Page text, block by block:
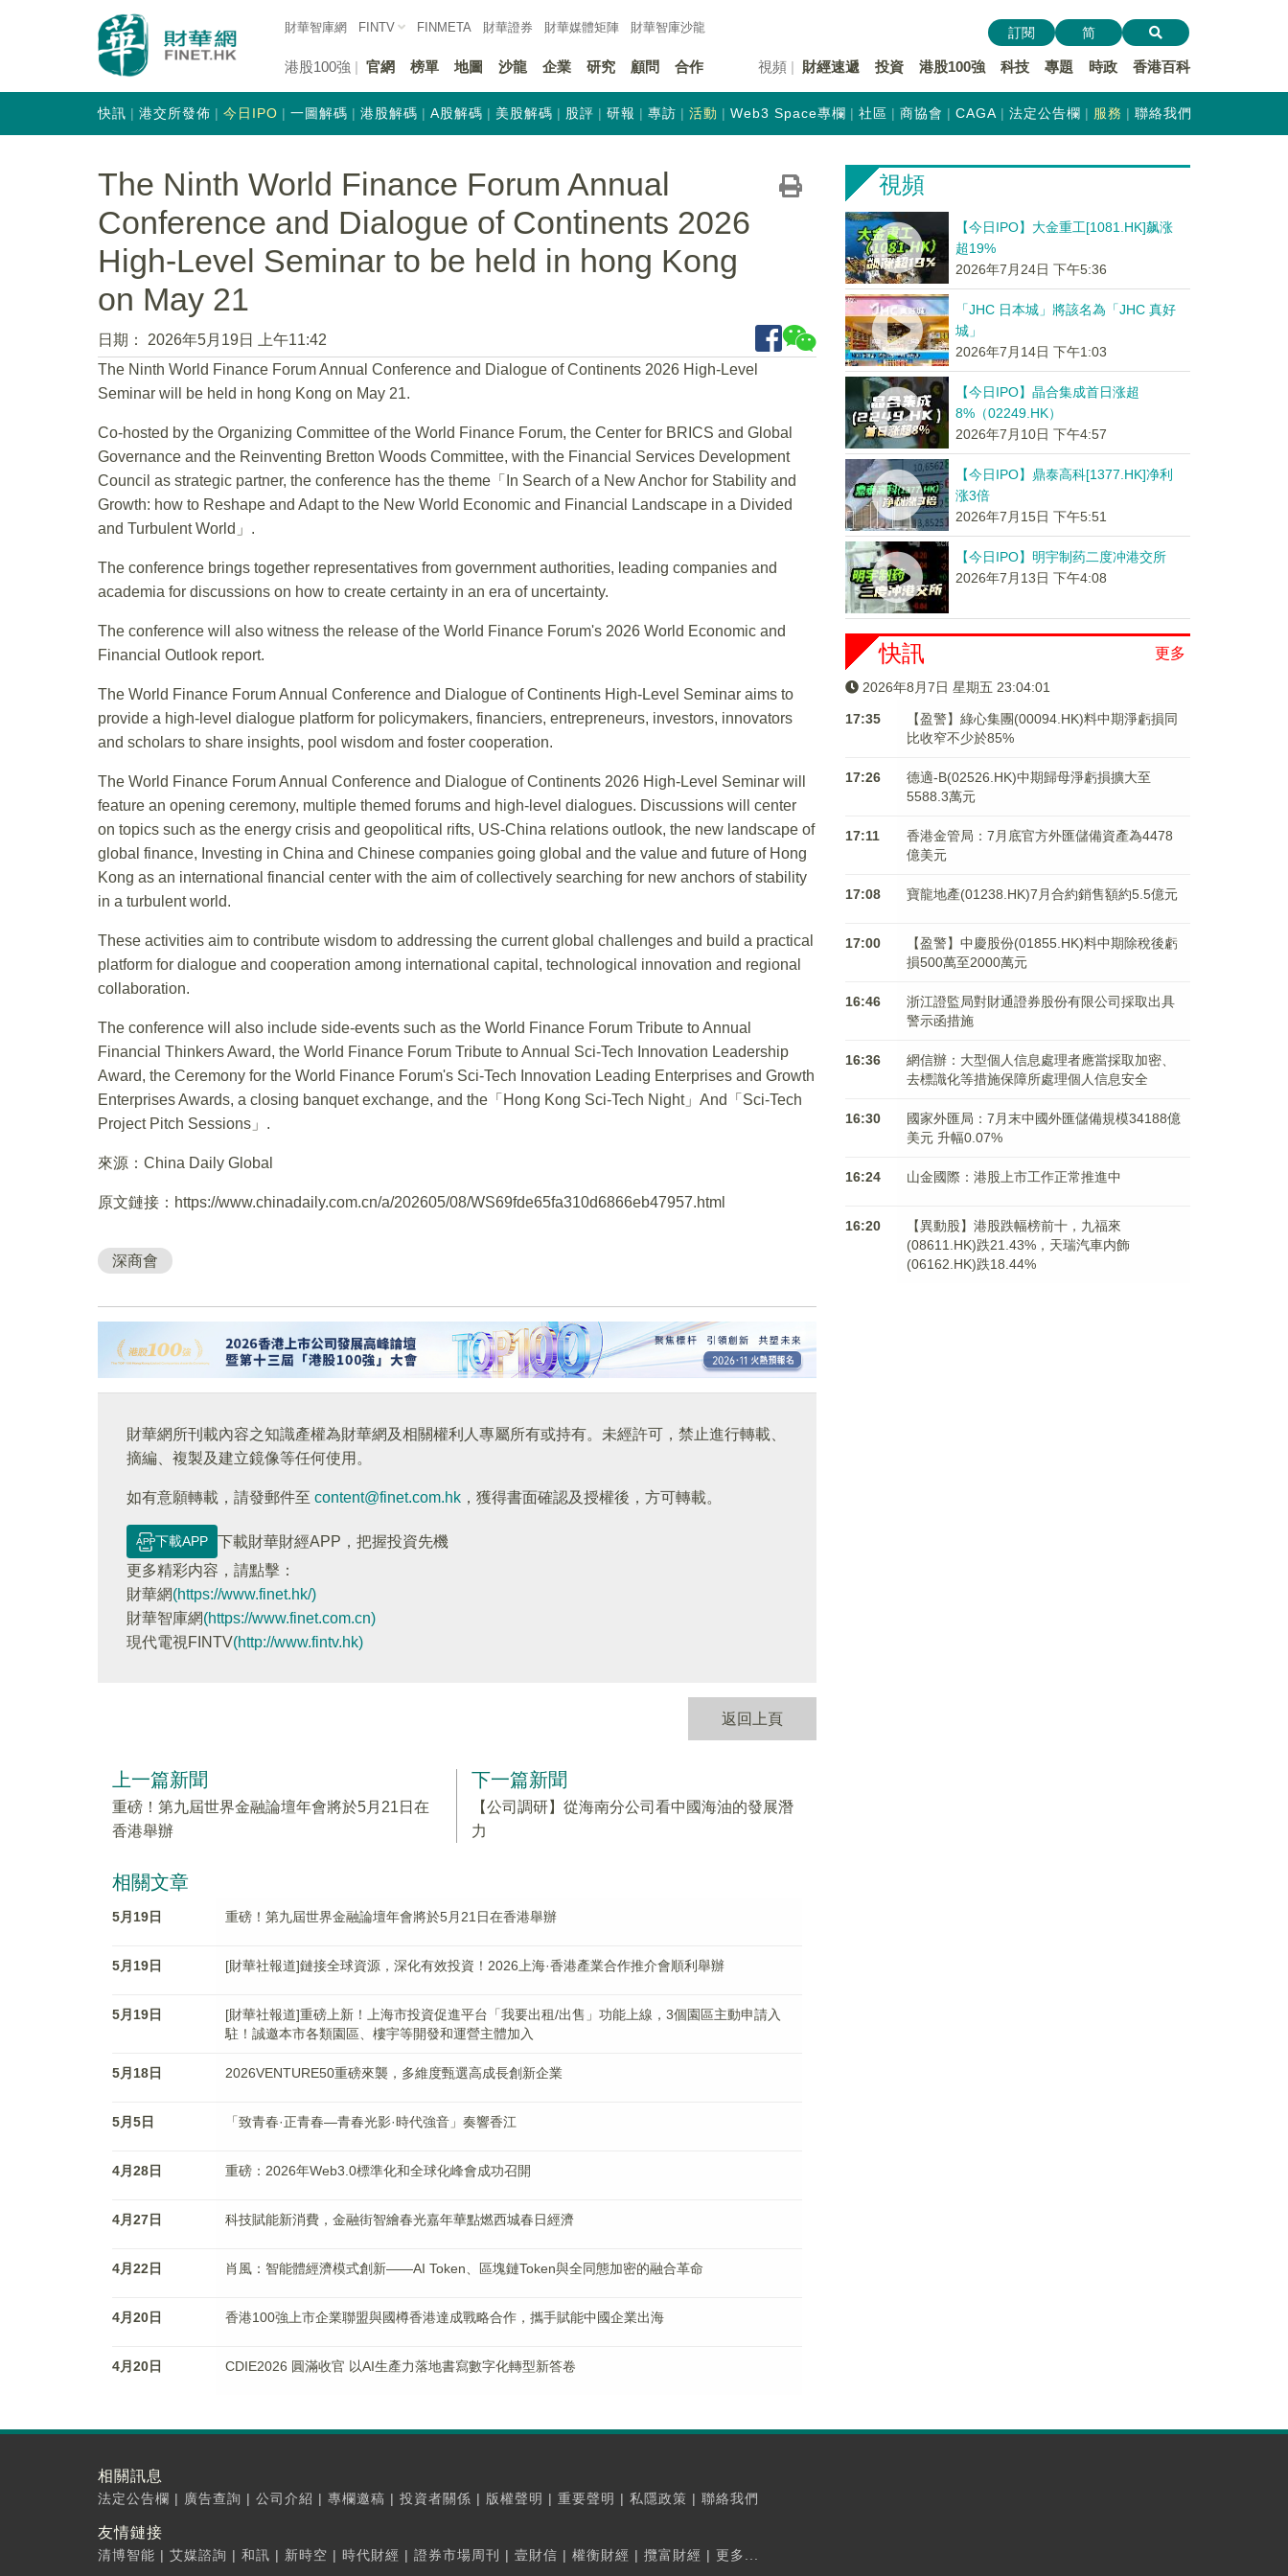
財華智庫網 FINTV FINMETA 財華證券 財華媒體矩陣 財華智庫沙龍
港股100強 官網 榜單 地圖 沙龍 企業 研究 顧問 合作 視頻 財經速遞 投資 港股100強 科技 專題 時政 香港百科
訂閱 简
快訊 港交所發佈 今日IPO 一圖解碼 港股解碼 A股解碼 美股解碼 股評 研報 專訪 活動 Web3 Space專欄 社區 商協會 CAGA 法定公告欄 服務 聯絡我們
The Ninth World Finance Forum Annual
Conference and Dialogue of Continents 2026
High-Level Seminar to be held in hong Kong
on May 21
日期：
2026年5月19日 上午11:42
The Ninth World Finance Forum Annual Conference and Dialogue of Continents 2026 High-Level
Seminar will be held in hong Kong on May 21.
Co-hosted by the Organizing Committee of the World Finance Forum, the Center for BRICS and Global
Governance and the Reinventing Bretton Woods Committee, with the Financial Services Development
Council as strategic partner, the conference has the theme「In Search of a New Anchor for Stability and
Growth: how to Reshape and Adapt to the New World Economic and Financial Landscape in a Divided
and Turbulent World」.
The conference brings together representatives from government authorities, leading companies and
academia for discussions on how to create certainty in an era of uncertainty.
The conference will also witness the release of the World Finance Forum's 2026 World Economic and
Financial Outlook report.
The World Finance Forum Annual Conference and Dialogue of Continents High-Level Seminar aims to
provide a high-level dialogue platform for policymakers, financiers, entrepreneurs, investors, innovators
and scholars to share insights, pool wisdom and foster cooperation.
The World Finance Forum Annual Conference and Dialogue of Continents 2026 High-Level Seminar will
feature an opening ceremony, multiple themed forums and high-level dialogues. Discussions will center
on topics such as the energy crisis and geopolitical rifts, US-China relations outlook, the new landscape of
global finance, Investing in China and Chinese companies going global and the value and future of Hong
Kong as an international financial center with the aim of collectively searching for new anchors of stability
in a turbulent world.
These activities aim to contribute wisdom to addressing the current global challenges and build a practical
platform for dialogue and cooperation among international capital, technological innovation and regional
collaboration.
The conference will also include side-events such as the World Finance Forum Tribute to Annual
Financial Thinkers Award, the World Finance Forum Tribute to Annual Sci-Tech Innovation Leadership
Award, the Ceremony for the World Finance Forum's Sci-Tech Innovation Leading Enterprises and Growth
Enterprises Awards, a closing banquet exchange, and the「Hong Kong Sci-Tech Night」And「Sci-Tech
Project Pitch Sessions」.
來源：China Daily Global
原文鏈接：https://www.chinadaily.com.cn/a/202605/08/WS69fde65fa310d6866eb47957.html
深商會
財華網所刊載內容之知識產權為財華網及相關權利人專屬所有或持有。未經許可，禁止進行轉載、
摘編、複製及建立鏡像等任何使用。
如有意願轉載，請發郵件至 content@finet.com.hk ，獲得書面確認及授權後，方可轉載。
下載APP
下載財華財經APP，把握投資先機
更多精彩内容，請點擊：
財華網(https://www.finet.hk/)
財華智庫網(https://www.finet.com.cn)
現代電視FINTV(http://www.fintv.hk)
返回上頁
上一篇新聞
重磅！第九屆世界金融論壇年會將於5月21日在
香港舉辦
下一篇新聞
【公司調研】從海南分公司看中國海油的發展潛
力
相關文章
5月19日 重磅！第九屆世界金融論壇年會將於5月21日在香港舉辦
5月19日 [財華社報道]鏈接全球資源，深化有效投資！2026上海·香港產業合作推介會順利舉辦
5月19日
[財華社報道]重磅上新！上海市投資促進平台「我要出租/出售」功能上線，3個園區主動申請入
駐！誠邀本市各類園區、樓宇等開發和運營主體加入
5月18日 2026VENTURE50重磅來襲，多維度甄選高成長創新企業
5月5日 「致青春·正青春—青春光影·時代強音」奏響香江
4月28日 重磅：2026年Web3.0標準化和全球化峰會成功召開
4月27日 科技賦能新消費，金融街智繪春光嘉年華點燃西城春日經濟
4月22日 肖風：智能體經濟模式創新——AI Token、區塊鏈Token與全同態加密的融合革命
4月20日 香港100強上市企業聯盟與國樽香港達成戰略合作，攜手賦能中國企業出海
4月20日 CDIE2026 圓滿收官 以AI生產力落地書寫數字化轉型新答卷
視頻
【今日IPO】大金重工[1081.HK]飙涨
超19%
2026年7月24日 下午5:36
「JHC 日本城」將該名為「JHC 真好
城」
2026年7月14日 下午1:03
【今日IPO】晶合集成首日涨超
8%（02249.HK）
2026年7月10日 下午4:57
【今日IPO】鼎泰高科[1377.HK]净利
涨3倍
2026年7月15日 下午5:51
【今日IPO】明宇制药二度冲港交所
2026年7月13日 下午4:08
更多
快訊
2026年8月7日 星期五 23:04:02
17:35
【盈警】綠心集團(00094.HK)料中期淨虧損同
比收窄不少於85%
17:26
德適-B(02526.HK)中期歸母淨虧損擴大至
5588.3萬元
17:11
香港金管局：7月底官方外匯儲備資產為4478
億美元
17:08 寶龍地產(01238.HK)7月合約銷售額約5.5億元
17:00
【盈警】中慶股份(01855.HK)料中期除稅後虧
損500萬至2000萬元
16:46
浙江證監局對財通證券股份有限公司採取出具
警示函措施
16:36
網信辦：大型個人信息處理者應當採取加密、
去標識化等措施保障所處理個人信息安全
16:30
國家外匯局：7月末中國外匯儲備規模34188億
美元 升幅0.07%
16:24 山金國際：港股上市工作正常推進中
16:20
【異動股】港股跌幅榜前十，九福來
(08611.HK)跌21.43%，天瑞汽車内飾
(06162.HK)跌18.44%
相關訊息
法定公告欄 | 廣告查詢 | 公司介紹 | 專欄邀稿 | 投資者關係 | 版權聲明 | 重要聲明 | 私隱政策 | 聯絡我們
友情鏈接
清博智能 | 艾媒諮詢 | 和訊 | 新時空 | 時代財經 | 證券市場周刊 | 壹財信 | 權衡財經 | 攬富財經 | 更多...